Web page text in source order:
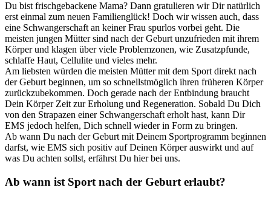
Du bist frischgebackene Mama? Dann gratulieren wir Dir natürlich
erst einmal zum neuen Familienglück! Doch wir wissen auch, dass
eine Schwangerschaft an keiner Frau spurlos vorbei geht. Die
meisten jungen Mütter sind nach der Geburt unzufrieden mit ihrem
Körper und klagen über viele Problemzonen, wie Zusatzpfunde,
schlaffe Haut, Cellulite und vieles mehr.
Am liebsten würden die meisten Mütter mit dem Sport direkt nach
der Geburt beginnen, um so schnellstmöglich ihren früheren Körper
zurückzubekommen. Doch gerade nach der Entbindung braucht
Dein Körper Zeit zur Erholung und Regeneration. Sobald Du Dich
von den Strapazen einer Schwangerschaft erholt hast, kann Dir
EMS jedoch helfen, Dich schnell wieder in Form zu bringen.
Ab wann Du nach der Geburt mit Deinem Sportprogramm beginnen
darfst, wie EMS sich positiv auf Deinen Körper auswirkt und auf
was Du achten sollst, erfährst Du hier bei uns.
Ab wann ist Sport nach der Geburt erlaubt?